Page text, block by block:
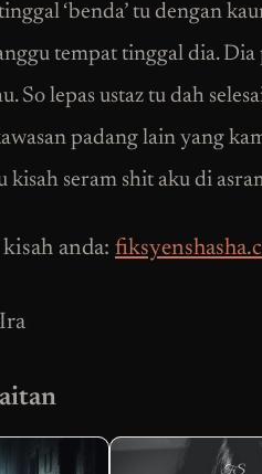
‘benda’ tu dengan
tempat tinggal dia. Dia
So lepas ustaz tu dah
padang lain yang
kisah seram shit aku di
anda:
Ira